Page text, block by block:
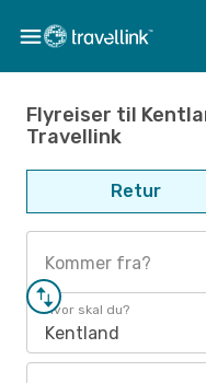
Flyreiser til
Travellink
Retur
Kommer fra?
Hvor skal du?
Kentland